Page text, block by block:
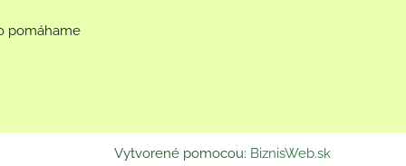
pomáhame
Vytvorené pomocou: BiznisWeb.sk